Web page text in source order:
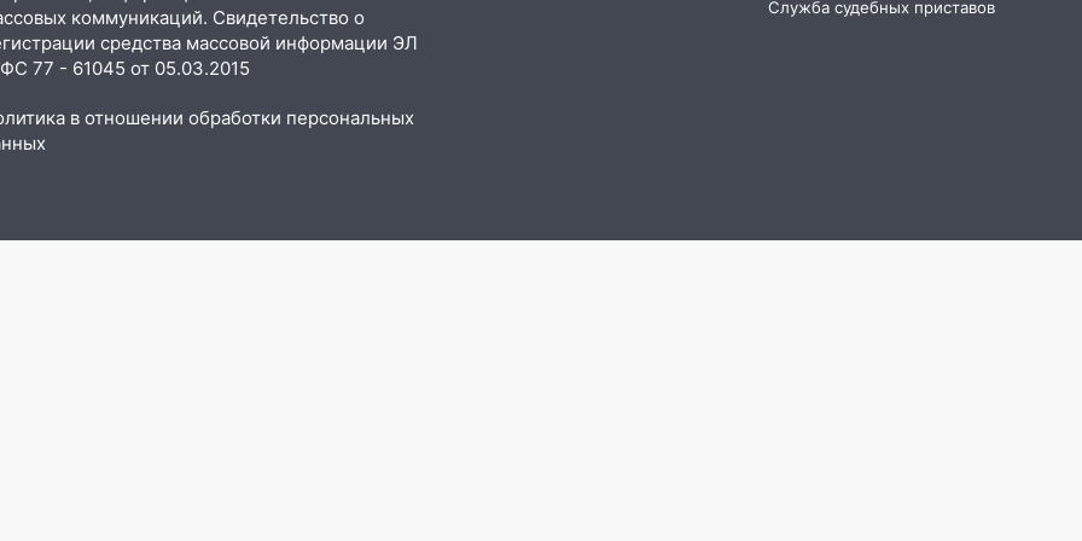
коммуникаций. Свидетельство о
средства массовой информации ЭЛ
77 - 61045 от 05.03.2015
в отношении обработки персональных
Служба судебных приставов